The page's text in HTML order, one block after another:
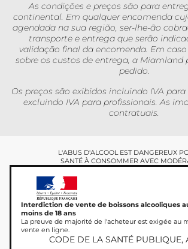
As condições e preços são para
continental. Em qualquer encomenda
agendada na sua região, ser-lhe-ão
transporte e entrega que serão
validação final da encomenda. Em
sobre os custos de entrega, a Miamland
pedido.
Os preços são exibidos incluindo IVA para
excluindo IVA para profissionais. As
contratuais.
L'ABUS D'ALCOOL EST DANGEREUX
SANTÉ À CONSOMMER AVEC
Interdiction de vente de boissons alcooliques
moins de 18 ans
La preuve de majorité de l'acheteur est exigée au
vente en ligne.
CODE DE LA SANTÉ PUBLIQUE,